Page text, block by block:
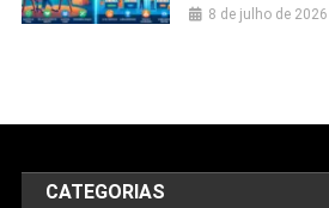
8 de julho de 2026
CATEGORIAS